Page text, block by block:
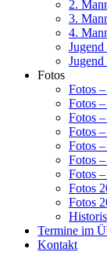
2.
3.
4.
Fotos
Fotos
Fotos
Fotos
Fotos
Fotos
Fotos –
Fotos
Fotos
Fotos
Termine im
Kontakt